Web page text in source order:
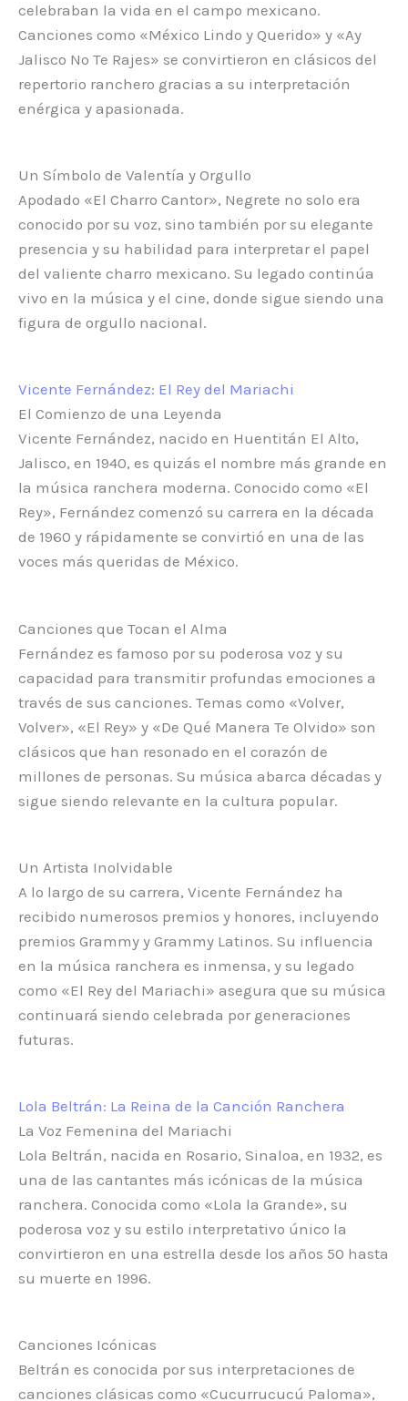
celebraban la vida en el campo mexicano.
Canciones como «México Lindo y Querido» y «Ay
Jalisco No Te Rajes» se convirtieron en clásicos del
repertorio ranchero gracias a su interpretación
enérgica y apasionada.
Un Símbolo de Valentía y Orgullo
Apodado «El Charro Cantor», Negrete no solo era
conocido por su voz, sino también por su elegante
presencia y su habilidad para interpretar el papel
del valiente charro mexicano. Su legado continúa
vivo en la música y el cine, donde sigue siendo una
figura de orgullo nacional.
Vicente Fernández: El Rey del Mariachi
El Comienzo de una Leyenda
Vicente Fernández, nacido en Huentitán El Alto,
Jalisco, en 1940, es quizás el nombre más grande en
la música ranchera moderna. Conocido como «El
Rey», Fernández comenzó su carrera en la década
de 1960 y rápidamente se convirtió en una de las
voces más queridas de México.
Canciones que Tocan el Alma
Fernández es famoso por su poderosa voz y su
capacidad para transmitir profundas emociones a
través de sus canciones. Temas como «Volver,
Volver», «El Rey» y «De Qué Manera Te Olvido» son
clásicos que han resonado en el corazón de
millones de personas. Su música abarca décadas y
sigue siendo relevante en la cultura popular.
Un Artista Inolvidable
A lo largo de su carrera, Vicente Fernández ha
recibido numerosos premios y honores, incluyendo
premios Grammy y Grammy Latinos. Su influencia
en la música ranchera es inmensa, y su legado
como «El Rey del Mariachi» asegura que su música
continuará siendo celebrada por generaciones
futuras.
Lola Beltrán: La Reina de la Canción Ranchera
La Voz Femenina del Mariachi
Lola Beltrán, nacida en Rosario, Sinaloa, en 1932, es
una de las cantantes más icónicas de la música
ranchera. Conocida como «Lola la Grande», su
poderosa voz y su estilo interpretativo único la
convirtieron en una estrella desde los años 50 hasta
su muerte en 1996.
Canciones Icónicas
Beltrán es conocida por sus interpretaciones de
canciones clásicas como «Cucurrucucú Paloma»,